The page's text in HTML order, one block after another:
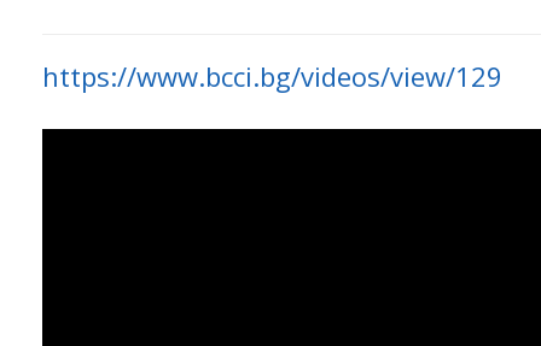
https://www.bcci.bg/videos/view/129